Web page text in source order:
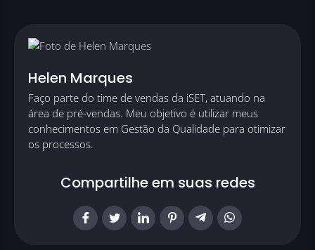
Helen Marques
Faço parte do time de vendas da iSET, atuando na
área de pré-vendas. Meu objetivo é utilizar meus
conhecimentos em Gestão da Qualidade para otimizar
os processos.
Compartilhe em suas redes